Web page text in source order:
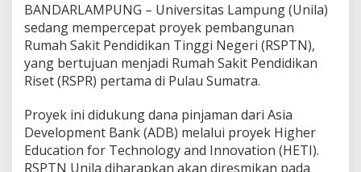
a
r
u
n
t
u
e
s
e
h
BANDARLAMPUNG – Universitas Lampung (Unila)
sedang mempercepat proyek pembangunan
Rumah Sakit Pendidikan Tinggi Negeri (RSPTN),
yang bertujuan menjadi Rumah Sakit Pendidikan
Riset (RSPR) pertama di Pulau Sumatra.
Proyek ini didukung dana pinjaman dari Asia
Development Bank (ADB) melalui proyek Higher
Education for Technology and Innovation (HETI).
RSPTN Unila diharapkan akan diresmikan pada